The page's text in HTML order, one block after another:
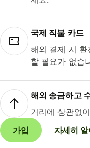
국제 직불 카드
해외 결제 시 환
할 필요가 없습
해외 송금하고
거리에 상관없
가입
자세히